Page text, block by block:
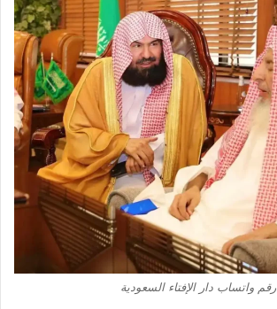
رقم واتساب دار الإفتاء السعودية